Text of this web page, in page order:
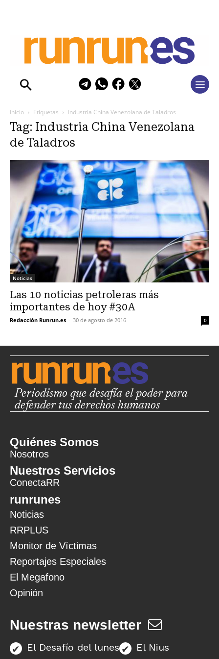
Inicio Etiquetas Industria China Venezolana de Taladros
Tag: Industria China Venezolana
de Taladros
Noticias
Las 10 noticias petroleras más
importantes de hoy #30A
Redacción Runrun.es - 30 de agosto de 2016 0
Periodismo que desafía el poder para
defender tus derechos humanos
Quiénes Somos
Nosotros
Nuestros Servicios
ConectaRR
runrunes
Noticias
RRPLUS
Monitor de Víctimas
Reportajes Especiales
El Megafono
Opinión
Nuestras newsletter
El Desafío del lunes El Nius